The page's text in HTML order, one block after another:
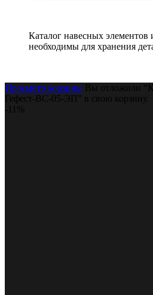
Каталог навесных
необходимы для хранения
Просмотр корзины Вы отложили
Гефест-ВС-05-ЭП” в свою корзину.
-11%